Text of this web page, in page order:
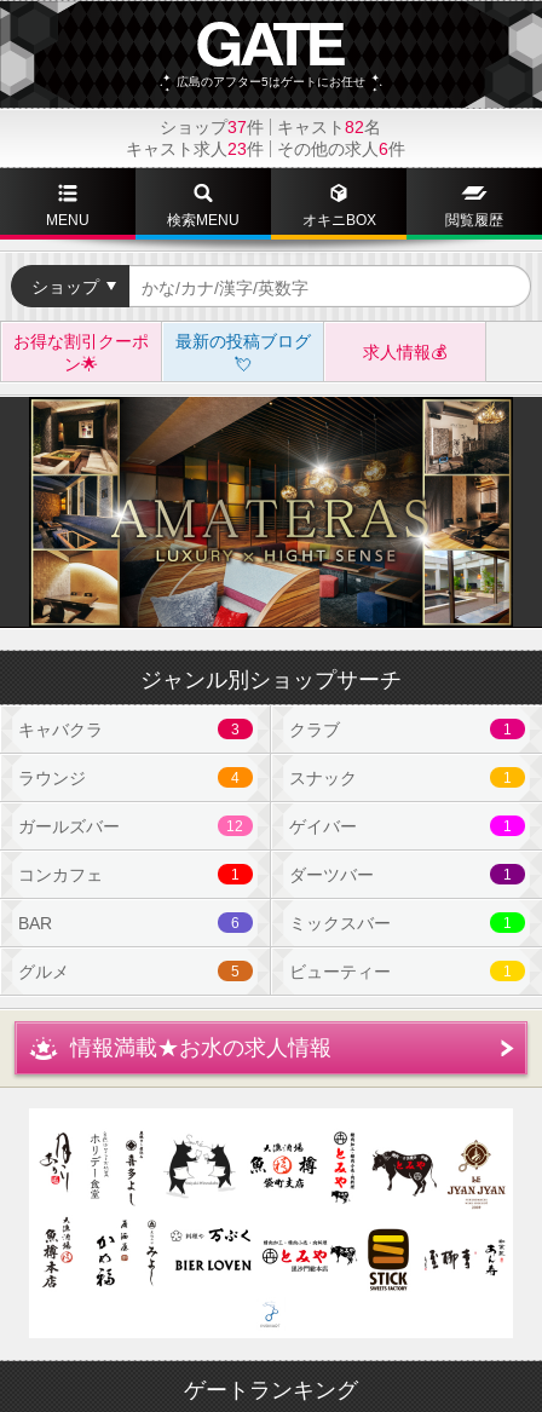
広島のアフター5はゲートにお任せ
ショップ37件 キャスト82名
キャスト求人 23件 その他の求人6件
MENU 検索MENU オキニBOX 閲覧履歴
ショップ
お得な割引クーポ
ン🌟
最新の投稿ブログ
💘
求人情報💰
ジャンル別ショップサーチ
キャバクラ 3 クラブ 1
ラウンジ 4 スナック 1
ガールズバー 12 ゲイバー 1
コンカフェ 1 ダーツバー 1
BAR 6 ミックスバー 1
グルメ 5 ビューティー 1
情報満載★お水の求人情報
ゲートランキング